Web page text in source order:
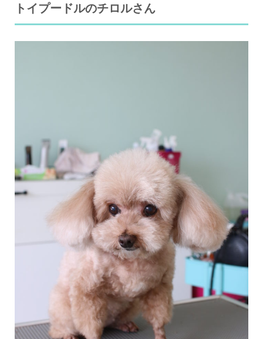
トイプードルのチロルさん